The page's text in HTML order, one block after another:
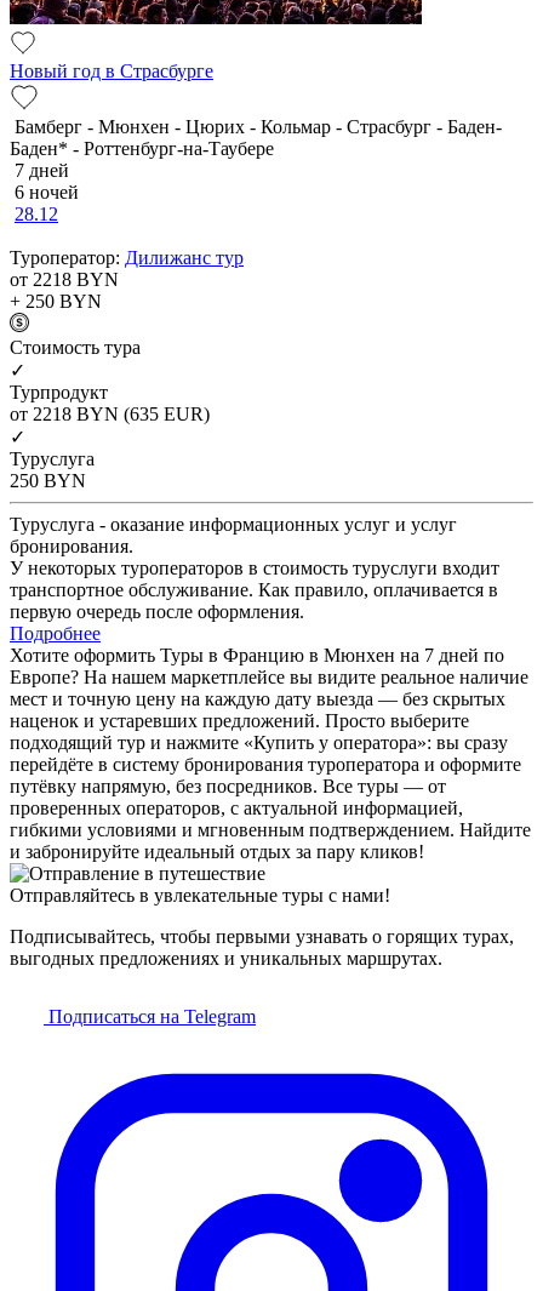
Новый год в Страсбурге
Бамберг - Мюнхен - Цюрих - Кольмар - Страсбург - Баден-
Баден* - Роттенбург-на-Таубере
7 дней
6 ночей
28.12
Туроператор: Дилижанс тур
от 2218 BYN
+ 250 BYN
Cтоимость тура
✓
Турпродукт
от 2218 BYN (635 EUR)
✓
Туруслуга
250 BYN
Туруслуга - оказание информационных услуг и услуг
бронирования.
У некоторых туроператоров в стоимость туруслуги входит
транспортное обслуживание. Как правило, оплачивается в
первую очередь после оформления.
Подробнее
Хотите оформить Туры в Францию в Мюнхен на 7 дней по
Европе? На нашем маркетплейсе вы видите реальное наличие
мест и точную цену на каждую дату выезда — без скрытых
наценок и устаревших предложений. Просто выберите
подходящий тур и нажмите «Купить у оператора»: вы сразу
перейдёте в систему бронирования туроператора и оформите
путёвку напрямую, без посредников. Все туры — от
проверенных операторов, с актуальной информацией,
гибкими условиями и мгновенным подтверждением. Найдите
и забронируйте идеальный отдых за пару кликов!
Отправляйтесь в увлекательные туры с нами!
Подписывайтесь, чтобы первыми узнавать о горящих турах,
выгодных предложениях и уникальных маршрутах.
Подписаться на Telegram